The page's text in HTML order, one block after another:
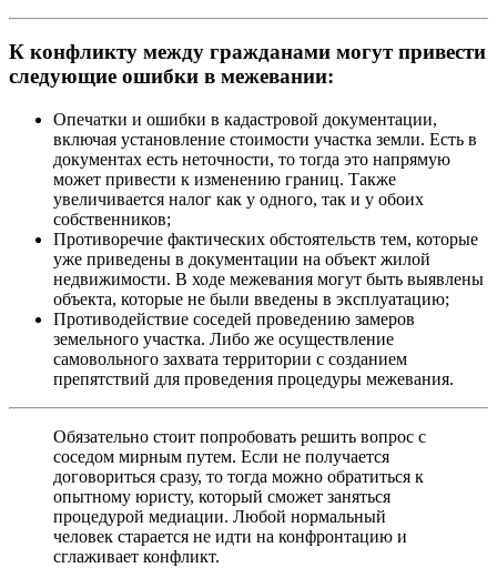
К конфликту между гражданами могут привести
следующие ошибки в межевании:
Опечатки и ошибки в кадастровой документации,
включая установление стоимости участка земли. Есть в
документах есть неточности, то тогда это напрямую
может привести к изменению границ. Также
увеличивается налог как у одного, так и у обоих
собственников;
Противоречие фактических обстоятельств тем, которые
уже приведены в документации на объект жилой
недвижимости. В ходе межевания могут быть выявлены
объекта, которые не были введены в эксплуатацию;
Противодействие соседей проведению замеров
земельного участка. Либо же осуществление
самовольного захвата территории с созданием
препятствий для проведения процедуры межевания.
Обязательно стоит попробовать решить вопрос с
соседом мирным путем. Если не получается
договориться сразу, то тогда можно обратиться к
опытному юристу, который сможет заняться
процедурой медиации. Любой нормальный
человек старается не идти на конфронтацию и
сглаживает конфликт.